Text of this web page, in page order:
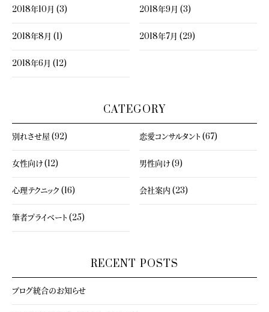
2018年10月 (3) 2018年9月 (3)
2018年8月 (1) 2018年7月 (29)
2018年6月 (12)
CATEGORY
別れさせ屋 (92) 恋愛コンサルタント (67)
女性向け (12) 男性向け (9)
心理テクニック (16) 会社案内 (23)
筆者プライベート (25)
RECENT POSTS
ブログ統合のお知らせ